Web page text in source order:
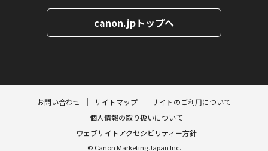
canon.jpトップへ
お問い合わせ サイトマップ
サイトのご利用について
個人情報の取り扱いについて
ウェブサイトアクセシビリティー方針
© Canon Marketing Japan Inc.